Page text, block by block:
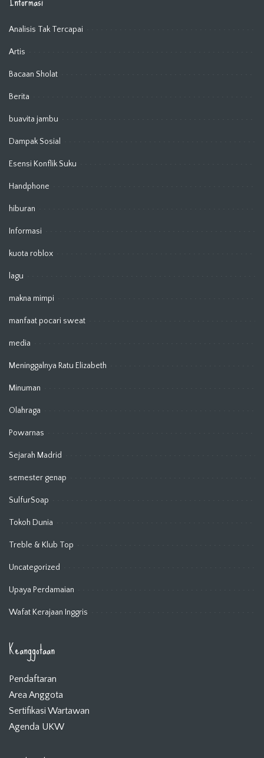
Analisis Tak Tercapai
Artis
Bacaan Sholat
Berita
buavita jambu
Dampak Sosial
Esensi Konflik Suku
Handphone
hiburan
Informasi
kuota roblox
lagu
makna mimpi
manfaat pocari sweat
media
Meninggalnya Ratu Elizabeth
Minuman
Olahraga
Powarnas
Sejarah Madrid
semester genap
SulfurSoap
Tokoh Dunia
Treble & Klub Top
Uncategorized
Upaya Perdamaian
Wafat Kerajaan Inggris
Keanggotaan
Pendaftaran
Area Anggota
Sertifikasi Wartawan
Agenda UKW